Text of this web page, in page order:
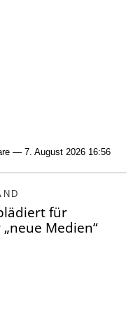
— 7. August 2026 16:56
für
Medien“